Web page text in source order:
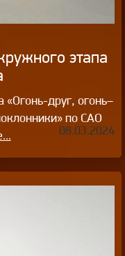
этапа
«Огонь-друг, огонь–
по САО
08.03.2024